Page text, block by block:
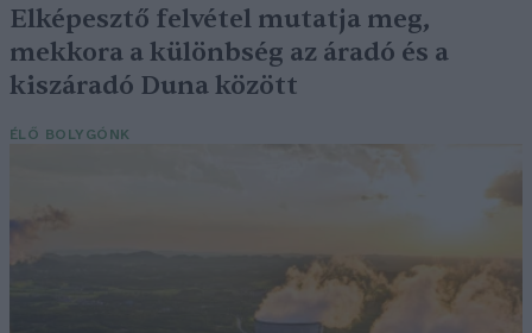
Elképesztő felvétel mutatja meg,
mekkora a különbség az áradó és a
kiszáradó Duna között
ÉLŐ BOLYGÓNK